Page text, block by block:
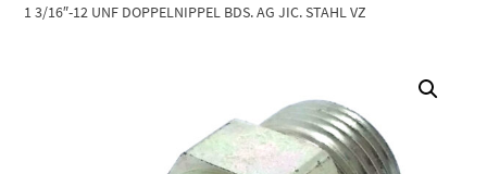
1 3/16″-12 UNF DOPPELNIPPEL BDS. AG JIC. STAHL VZ